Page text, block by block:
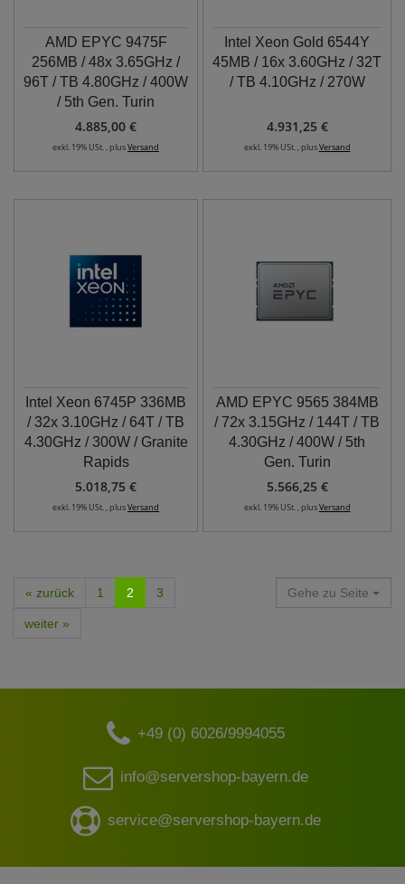
AMD EPYC 9475F
256MB / 48x 3.65GHz /
96T / TB 4.80GHz / 400W
/ 5th Gen. Turin
4.885,00 €
exkl. 19% USt. , plusVersand
Intel Xeon Gold 6544Y
45MB / 16x 3.60GHz / 32T
/ TB 4.10GHz / 270W
4.931,25 €
exkl. 19% USt. , plusVersand
Intel Xeon 6745P 336MB
/ 32x 3.10GHz / 64T / TB
4.30GHz / 300W / Granite
Rapids
5.018,75 €
exkl. 19% USt. , plusVersand
AMD EPYC 9565 384MB
/ 72x 3.15GHz / 144T / TB
4.30GHz / 400W / 5th
Gen. Turin
5.566,25 €
exkl. 19% USt. , plusVersand
« zurück 1 2 3
weiter »
Gehe zu Seite
+49 (0) 6026/9994055
info@servershop-bayern.de
service@servershop-bayern.de